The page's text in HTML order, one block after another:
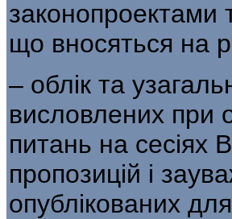
законопроектами
що вносяться на
– облік та
висловлених при
питань на сесіях
пропозицій і
опублікованих